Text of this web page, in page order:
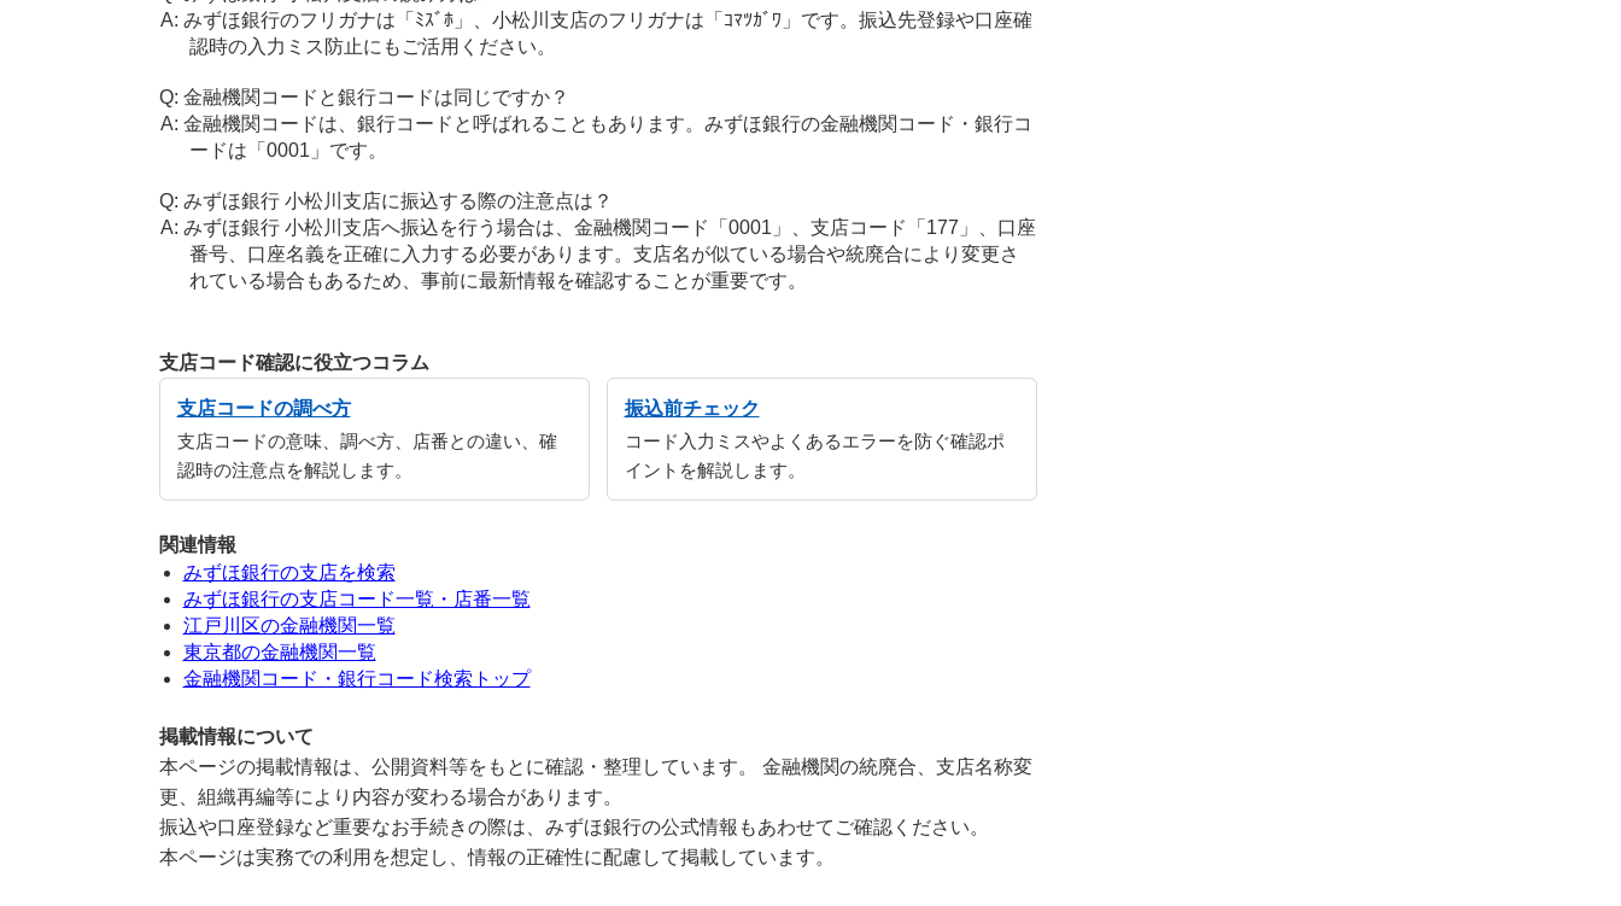
みずほ銀行のフリガナは「ﾐｽﾞﾎ」、小松川支店のフリガナは「ｺﾏﾂｶﾞﾜ」です。振込先登録や口座確
認時の入力ミス防止にもご活用ください。
金融機関コードと銀行コードは同じですか？
金融機関コードは、銀行コードと呼ばれることもあります。みずほ銀行の金融機関コード・銀行コ
ードは「0001」です。
みずほ銀行 小松川支店に振込する際の注意点は？
みずほ銀行 小松川支店へ振込を行う場合は、金融機関コード「0001」、支店コード「177」、口座
番号、口座名義を正確に入力する必要があります。支店名が似ている場合や統廃合により変更さ
れている場合もあるため、事前に最新情報を確認することが重要です。
支店コード確認に役立つコラム
支店コードの調べ方
支店コードの意味、調べ方、店番との違い、確
認時の注意点を解説します。
振込前チェック
コード入力ミスやよくあるエラーを防ぐ確認ポ
イントを解説します。
関連情報
みずほ銀行の支店を検索
みずほ銀行の支店コード一覧・店番一覧
江戸川区の金融機関一覧
東京都の金融機関一覧
金融機関コード・銀行コード検索トップ
掲載情報について
本ページの掲載情報は、公開資料等をもとに確認・整理しています。 金融機関の統廃合、支店名称変
更、組織再編等により内容が変わる場合があります。
振込や口座登録など重要なお手続きの際は、みずほ銀行の公式情報もあわせてご確認ください。
本ページは実務での利用を想定し、情報の正確性に配慮して掲載しています。